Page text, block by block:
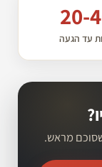
20-
עד הגעה
מראש.